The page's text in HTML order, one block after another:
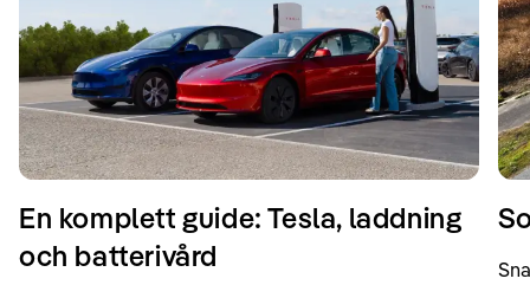
En komplett guide: Tesla, laddning
och batterivård